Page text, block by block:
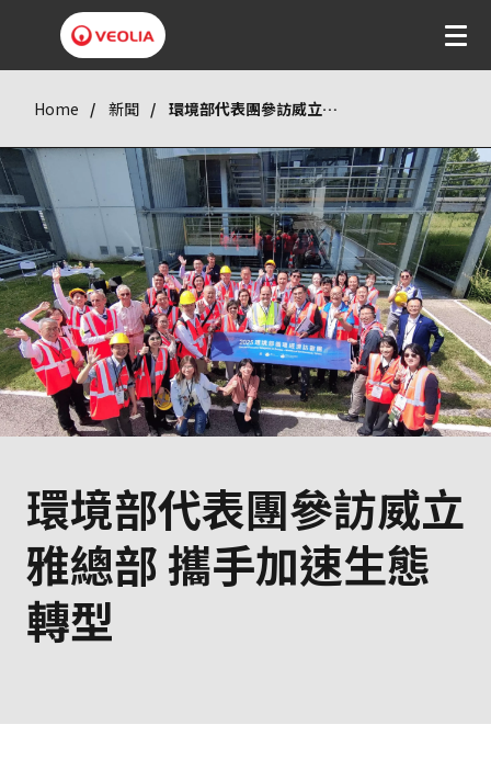
Home 新聞 環境部代表團參訪威立雅總部 攜手加速生態轉型
環境部代表團參訪威立
雅總部 攜手加速生態
轉型